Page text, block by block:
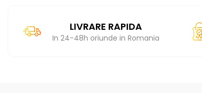
LIVRARE RAPIDA
In 24-48h oriunde in Romania